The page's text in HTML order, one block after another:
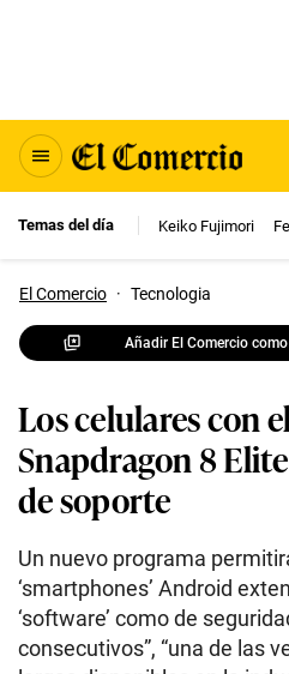
Temas del día Keiko Fujimori
El Comercio · Tecnologia
Añadir El Comercio
Los celulares con
Snapdragon 8
de soporte
Un nuevo programa
‘smartphones’ Android
‘software’ como de
consecutivos”, “una de las